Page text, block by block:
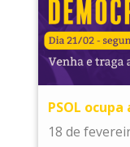
PSOL
18 de